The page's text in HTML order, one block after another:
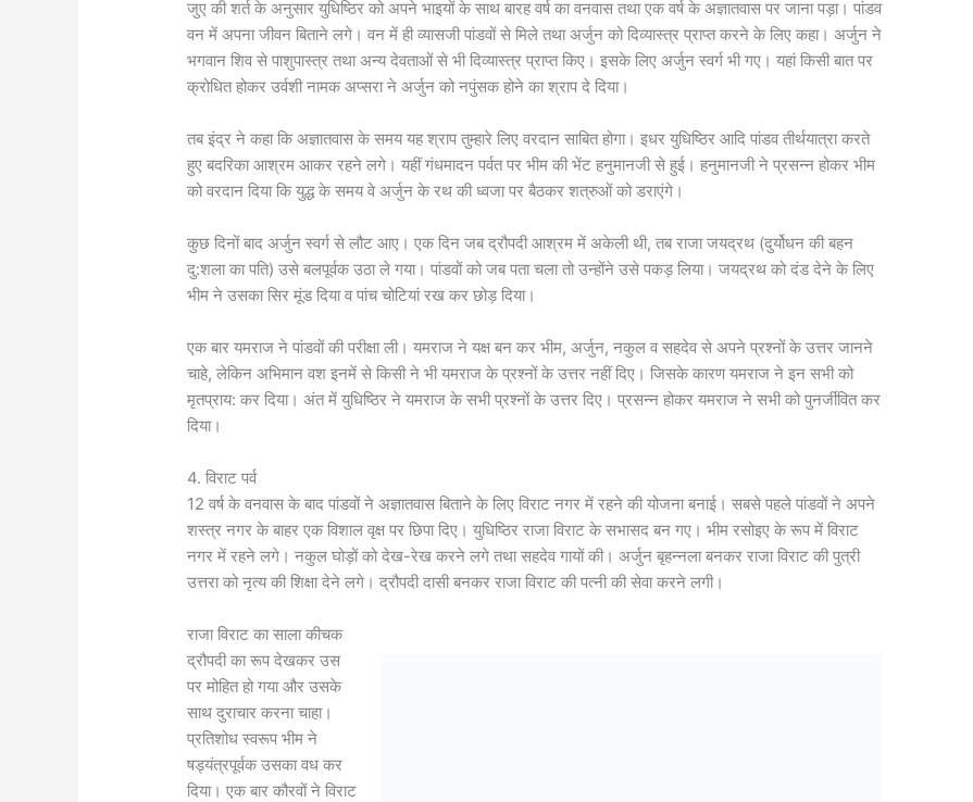
जुए की शर्त के अनुसार युधिष्ठिर को अपने भाइयों के साथ बारह वर्ष का वनवास तथा एक वर्ष के अज्ञातवास पर जाना पड़ा। पांडव
वन में अपना जीवन बिताने लगे। वन में ही व्यासजी पांडवों से मिले तथा अर्जुन को दिव्यास्त्र प्राप्त करने के लिए कहा। अर्जुन ने
भगवान शिव से पाशुपास्त्र तथा अन्य देवताओं से भी दिव्यास्त्र प्राप्त किए। इसके लिए अर्जुन स्वर्ग भी गए। यहां किसी बात पर
क्रोधित होकर उर्वशी नामक अप्सरा ने अर्जुन को नपुंसक होने का श्राप दे दिया।
तब इंद्र ने कहा कि अज्ञातवास के समय यह श्राप तुम्हारे लिए वरदान साबित होगा। इधर युधिष्ठिर आदि पांडव तीर्थयात्रा करते
हुए बदरिका आश्रम आकर रहने लगे। यहीं गंधमादन पर्वत पर भीम की भेंट हनुमानजी से हुई। हनुमानजी ने प्रसन्न होकर भीम
को वरदान दिया कि युद्ध के समय वे अर्जुन के रथ की ध्वजा पर बैठकर शत्रुओं को डराएंगे।
कुछ दिनों बाद अर्जुन स्वर्ग से लौट आए। एक दिन जब द्रौपदी आश्रम में अकेली थी, तब राजा जयद्रथ (दुर्योधन की बहन
दु:शला का पति) उसे बलपूर्वक उठा ले गया। पांडवों को जब पता चला तो उन्होंने उसे पकड़ लिया। जयद्रथ को दंड देने के लिए
भीम ने उसका सिर मूंड दिया व पांच चोटियां रख कर छोड़ दिया।
एक बार यमराज ने पांडवों की परीक्षा ली। यमराज ने यक्ष बन कर भीम, अर्जुन, नकुल व सहदेव से अपने प्रश्नों के उत्तर जानने
चाहे, लेकिन अभिमान वश इनमें से किसी ने भी यमराज के प्रश्नों के उत्तर नहीं दिए। जिसके कारण यमराज ने इन सभी को
मृतप्राय: कर दिया। अंत में युधिष्ठिर ने यमराज के सभी प्रश्नों के उत्तर दिए। प्रसन्न होकर यमराज ने सभी को पुनर्जीवित कर
दिया।
4. विराट पर्व
12 वर्ष के वनवास के बाद पांडवों ने अज्ञातवास बिताने के लिए विराट नगर में रहने की योजना बनाई। सबसे पहले पांडवों ने अपने
शस्त्र नगर के बाहर एक विशाल वृक्ष पर छिपा दिए। युधिष्ठिर राजा विराट के सभासद बन गए। भीम रसोइए के रूप में विराट
नगर में रहने लगे। नकुल घोड़ों को देख-रेख करने लगे तथा सहदेव गायों की। अर्जुन बृहन्नला बनकर राजा विराट की पुत्री
उत्तरा को नृत्य की शिक्षा देने लगे। द्रौपदी दासी बनकर राजा विराट की पत्नी की सेवा करने लगी।
राजा विराट का साला कीचक
द्रौपदी का रूप देखकर उस
पर मोहित हो गया और उसके
साथ दुराचार करना चाहा।
प्रतिशोध स्वरूप भीम ने
षड्यंत्रपूर्वक उसका वध कर
दिया। एक बार कौरवों ने विराट